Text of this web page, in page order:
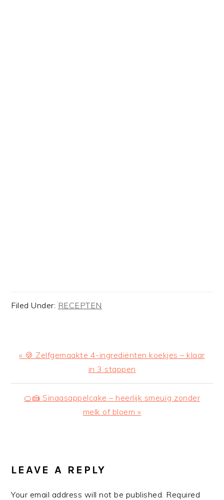
Filed Under: RECEPTEN
Previous
« 🍪 Zelfgemaakte 4-ingrediënten koekjes – klaar
in 3 stappen
Next
🍊🍰 Sinaasappelcake – heerlijk smeuïg zonder
melk of bloem »
INTERACTIONS
LEAVE A REPLY
Your email address will not be published. Required